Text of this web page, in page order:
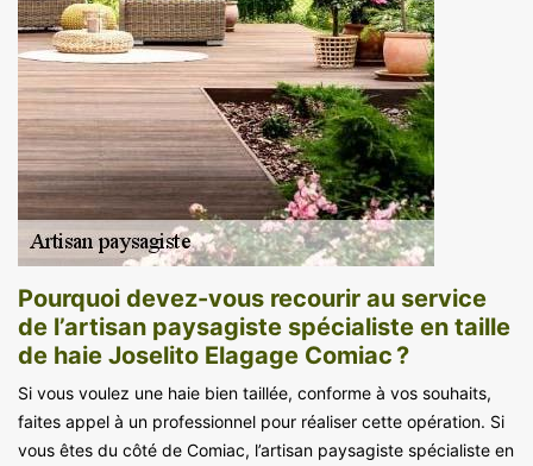
Pourquoi devez-vous recourir au service
de l’artisan paysagiste spécialiste en taille
de haie Joselito Elagage Comiac ?
Si vous voulez une haie bien taillée, conforme à vos souhaits,
faites appel à un professionnel pour réaliser cette opération. Si
vous êtes du côté de Comiac, l’artisan paysagiste spécialiste en